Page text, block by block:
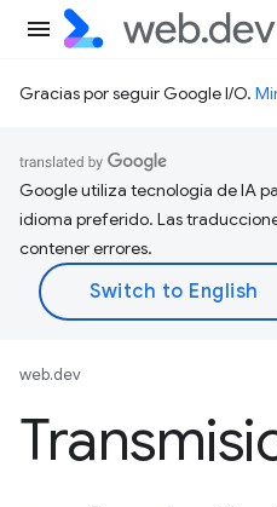
Gracias por seguir Google I/O.
Google utiliza tecnología de IA
idioma preferido. Las
contener errores.
web.dev